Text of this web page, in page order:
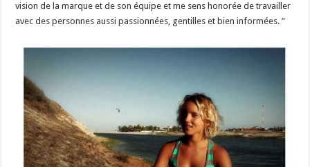
vision de la marque et de son équipe et me sens honorée de travailler
avec des personnes aussi passionnées, gentilles et bien informées. ”